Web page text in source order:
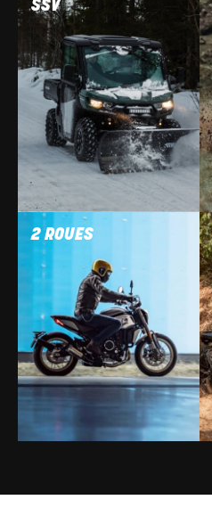
SSV
2 ROUES